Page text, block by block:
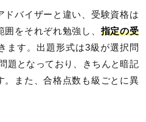
ドバイザーと違い、受験資格は
をそれぞれ勉強し、 指定の受
ます。出題形式は3級が選択問
題となっており、きちんと暗記
。また、合格点数も級ごとに異